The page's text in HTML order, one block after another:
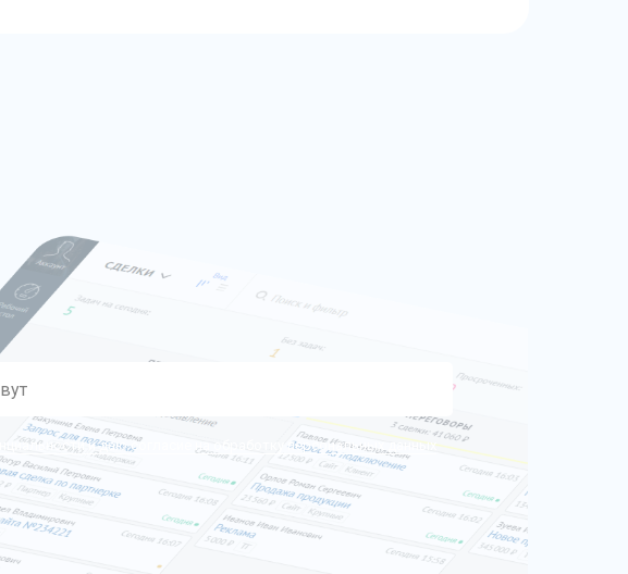
и даю согласие на обработку персональных данных